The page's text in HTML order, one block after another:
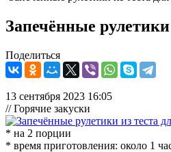
Запечённые
Поделиться
13 сентября 2023 16:05
// Горячие закуски
* на 2 порции
* время приготовления: около 1